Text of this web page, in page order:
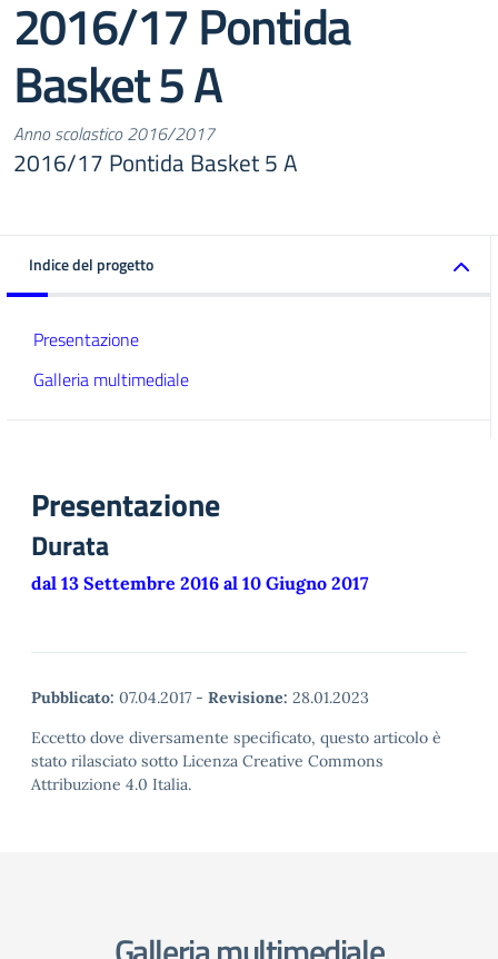
2016/17 Pontida
Basket 5 A
Anno scolastico 2016/2017
2016/17 Pontida Basket 5 A
Indice del progetto
Presentazione
Galleria multimediale
Presentazione
Durata
dal 13 Settembre 2016 al 10 Giugno 2017
Pubblicato: 07.04.2017 - Revisione: 28.01.2023
Eccetto dove diversamente specificato, questo articolo è
stato rilasciato sotto Licenza Creative Commons
Attribuzione 4.0 Italia.